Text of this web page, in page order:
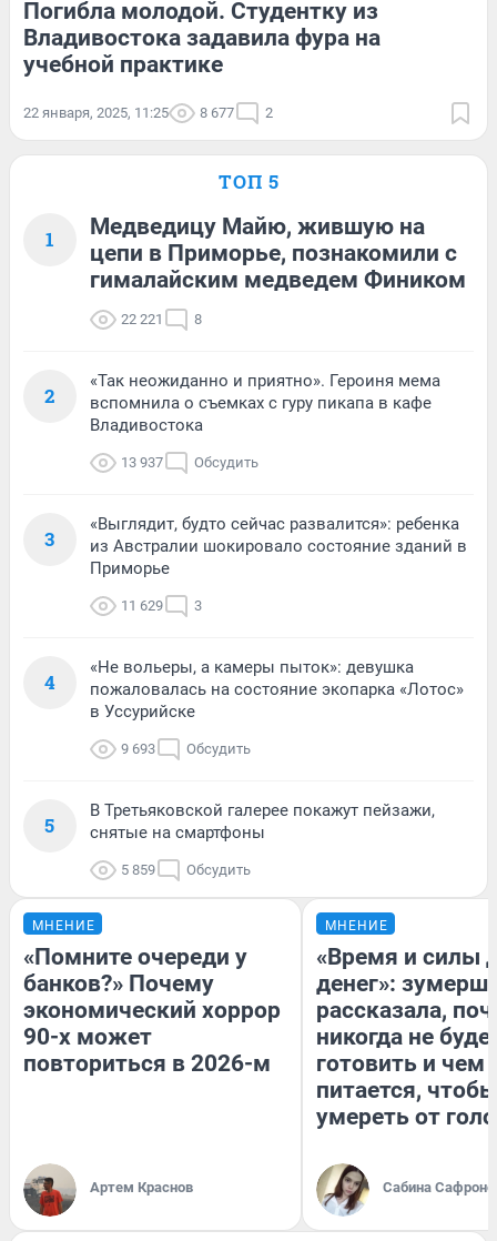
Погибла молодой. Студентку из
Владивостока задавила фура на
учебной практике
22 января, 2025, 11:25 8 677 2
ТОП 5
1
Медведицу Майю, жившую на
цепи в Приморье, познакомили с
гималайским медведем Фиником
22 221 8
2
«Так неожиданно и приятно». Героиня мема
вспомнила о съемках с гуру пикапа в кафе
Владивостока
13 937 Обсудить
3
«Выглядит, будто сейчас развалится»: ребенка
из Австралии шокировало состояние зданий в
Приморье
11 629 3
4
«Не вольеры, а камеры пыток»: девушка
пожаловалась на состояние экопарка «Лотос»
в Уссурийске
9 693 Обсудить
5
В Третьяковской галерее покажут пейзажи,
снятые на смартфоны
5 859 Обсудить
МНЕНИЕ
«Помните очереди у
банков?» Почему
экономический хоррор
90-х может
повториться в 2026-м
Артем Краснов
МНЕНИЕ
«Время и силы
денег»:
рассказала,
никогда не
готовить и чем
питается,
умереть от
Сабина